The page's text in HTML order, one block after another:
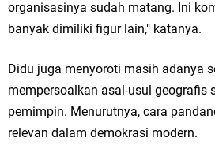
organisasinya sudah matang. Ini
banyak dimiliki figur lain," katanya.
Didu juga menyoroti masih adanya
mempersoalkan asal-usul geografis
pemimpin. Menurutnya, cara
relevan dalam demokrasi modern.